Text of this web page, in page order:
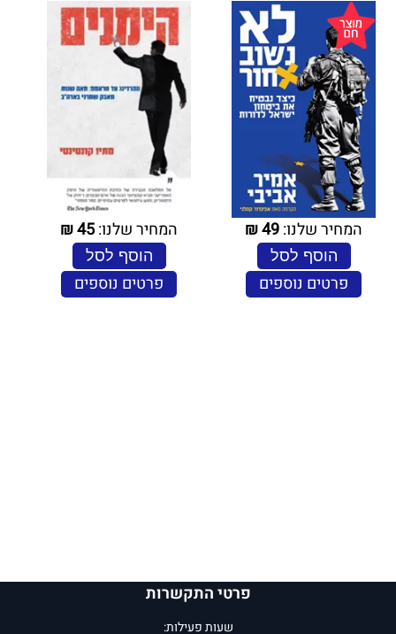
המחיר שלנו:49
₪
הוסף לסל
פרטים נוספים
המחיר שלנו:45
₪
הוסף לסל
פרטים נוספים
פרטי התקשרות
שעות פעילות: